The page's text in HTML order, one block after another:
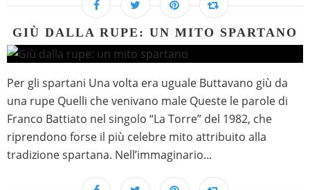
GIÙ DALLA RUPE: UN MITO SPARTANO
Per gli spartani Una volta era uguale Buttavano giù da
una rupe Quelli che venivano male Queste le parole di
Franco Battiato nel singolo “La Torre” del 1982, che
riprendono forse il più celebre mito attribuito alla
tradizione spartana. Nell’immaginario...